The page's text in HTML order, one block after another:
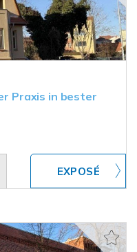
Praxis in bester